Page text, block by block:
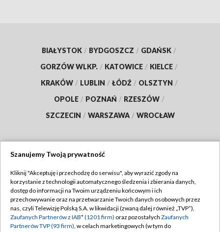
BIAŁYSTOK / BYDGOSZCZ / GDAŃSK /
GORZÓW WLKP. / KATOWICE / KIELCE /
KRAKÓW / LUBLIN / ŁÓDŹ / OLSZTYN /
OPOLE / POZNAŃ / RZESZÓW /
SZCZECIN / WARSZAWA / WROCŁAW
TVP
Abonament TVP
Emisja w TVP
Regulamin TVP
Polityka prywatności
Szanujemy Twoją prywatność
Kliknij "Akceptuję i przechodzę do serwisu", aby wyrazić zgody na
korzystanie z technologii automatycznego śledzenia i zbierania danych,
dostęp do informacji na Twoim urządzeniu końcowym i ich
przechowywanie oraz na przetwarzanie Twoich danych osobowych przez
nas, czyli Telewizję Polską S.A. w likwidacji (zwaną dalej również „TVP”),
Zaufanych Partnerów z IAB* (1201 firm) oraz pozostałych Zaufanych
Partnerów TVP (93 firm), w celach marketingowych (w tym do